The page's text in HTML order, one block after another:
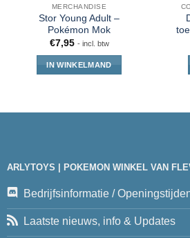
MERCHANDISE
Stor Young Adult –
Pokémon Mok
€7,95 - incl. btw
IN WINKELMAND
ARLYTOYS | POKEMON WINKEL VAN
Bedrijfsinformatie /
Laatste nieuws, info & Updates